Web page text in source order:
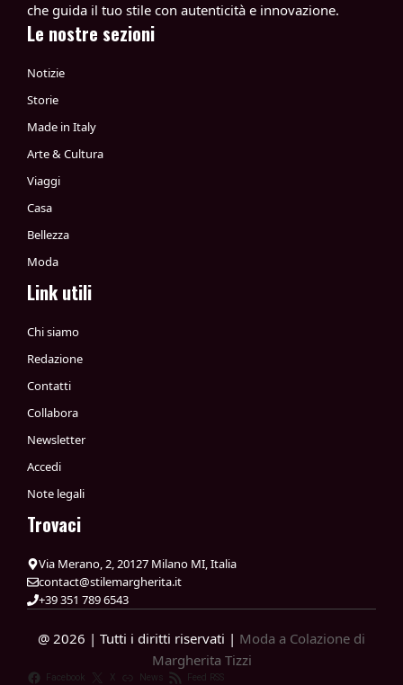
che guida il tuo stile con autenticità e innovazione.
Le nostre sezioni
Notizie
Storie
Made in Italy
Arte & Cultura
Viaggi
Casa
Bellezza
Moda
Link utili
Chi siamo
Redazione
Contatti
Collabora
Newsletter
Accedi
Note legali
Trovaci
Via Merano, 2, 20127 Milano MI, Italia
contact@stilemargherita.it
+39 351 789 6543
@ 2026 | Tutti i diritti riservati | Moda a Colazione di
Margherita Tizzi
Facebook X News Feed RSS